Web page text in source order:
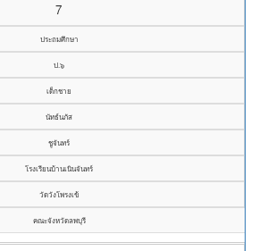
7
ประถมศึกษา
ป.๖
เด็กชาย
นัทธ์นภัส
ชูจันทร์
โรงเรียนบ้านเนินจันทร์
วัดวังโพรงเข้
คณะจังหวัดลพบุรี